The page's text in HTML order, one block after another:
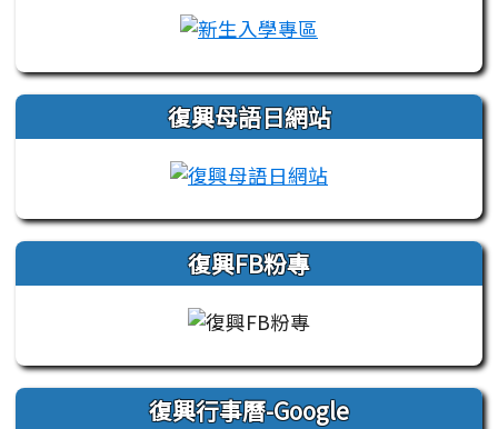
復興母語日網站
link to https://
復興FB粉專
復興行事曆-Google